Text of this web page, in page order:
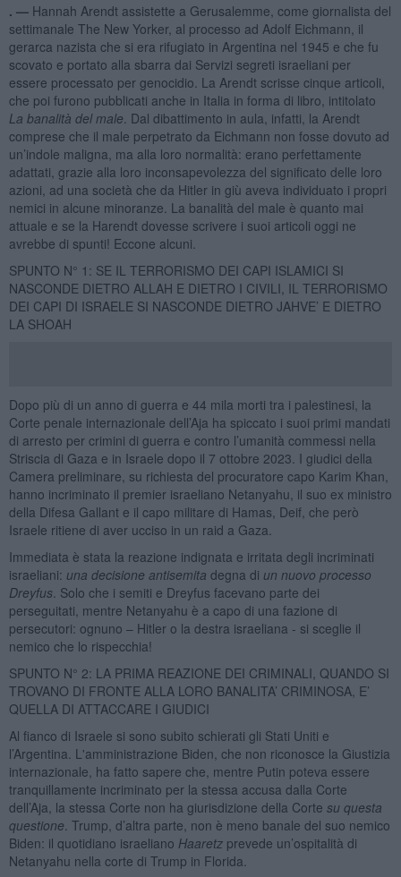
. — Hannah Arendt assistette a Gerusalemme, come giornalista del
settimanale The New Yorker, al processo ad Adolf Eichmann, il
gerarca nazista che si era rifugiato in Argentina nel 1945 e che fu
scovato e portato alla sbarra dai Servizi segreti israeliani per
essere processato per genocidio. La Arendt scrisse cinque articoli,
che poi furono pubblicati anche in Italia in forma di libro, intitolato
La banalità del male . Dal dibattimento in aula, infatti, la Arendt
comprese che il male perpetrato da Eichmann non fosse dovuto ad
un’indole maligna, ma alla loro normalità: erano perfettamente
adattati, grazie alla loro inconsapevolezza del significato delle loro
azioni, ad una società che da Hitler in giù aveva individuato i propri
nemici in alcune minoranze. La banalità del male è quanto mai
attuale e se la Harendt dovesse scrivere i suoi articoli oggi ne
avrebbe di spunti! Eccone alcuni.
SPUNTO N° 1: SE IL TERRORISMO DEI CAPI ISLAMICI SI
NASCONDE DIETRO ALLAH E DIETRO I CIVILI, IL TERRORISMO
DEI CAPI DI ISRAELE SI NASCONDE DIETRO JAHVE’ E DIETRO
LA SHOAH
Dopo più di un anno di guerra e 44 mila morti tra i palestinesi, la
Corte penale internazionale dell’Aja ha spiccato i suoi primi mandati
di arresto per crimini di guerra e contro l’umanità commessi nella
Striscia di Gaza e in Israele dopo il 7 ottobre 2023. I giudici della
Camera preliminare, su richiesta del procuratore capo Karim Khan,
hanno incriminato il premier israeliano Netanyahu, il suo ex ministro
della Difesa Gallant e il capo militare di Hamas, Deif, che però
Israele ritiene di aver ucciso in un raid a Gaza.
Immediata è stata la reazione indignata e irritata degli incriminati
israeliani: una decisione antisemita degna di un nuovo processo
Dreyfus. Solo che i semiti e Dreyfus facevano parte dei
perseguitati, mentre Netanyahu è a capo di una fazione di
persecutori: ognuno – Hitler o la destra israeliana - si sceglie il
nemico che lo rispecchia!
SPUNTO N° 2: LA PRIMA REAZIONE DEI CRIMINALI, QUANDO SI
TROVANO DI FRONTE ALLA LORO BANALITA’ CRIMINOSA, E’
QUELLA DI ATTACCARE I GIUDICI
Al fianco di Israele si sono subito schierati gli Stati Uniti e
l’Argentina. L'amministrazione Biden, che non riconosce la Giustizia
internazionale, ha fatto sapere che, mentre Putin poteva essere
tranquillamente incriminato per la stessa accusa dalla Corte
dell’Aja, la stessa Corte non ha giurisdizione della Corte su questa
questione . Trump, d’altra parte, non è meno banale del suo nemico
Biden: il quotidiano israeliano Haaretzprevede un’ospitalità di
Netanyahu nella corte di Trump in Florida.